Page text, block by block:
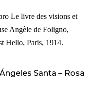
Le livre des visions et
Angèle de Foligno,
Hello, Paris, 1914.
Santa – Rosa